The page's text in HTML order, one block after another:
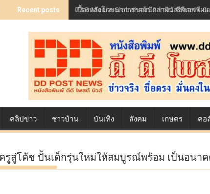
Recent posts เบื้องหลังโภชนาการของนักล่าฝัน ซีพีเอฟ เผ
คลิปข่าว ชาวบ้าน บันเทิง สังคม เกษตร คอ
รูสู่โค้ช ปั้นเด็กรุ่นใหม่ให้สมบูรณ์พร้อม เป็นอนาค